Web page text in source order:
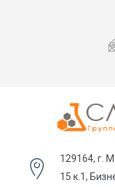
129164, г.
15 к.1,